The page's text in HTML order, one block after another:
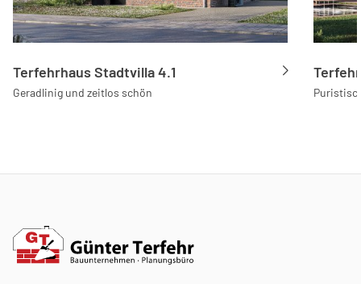
Terfehrhaus Stadtvilla 4.1
Geradlinig und zeitlos schön